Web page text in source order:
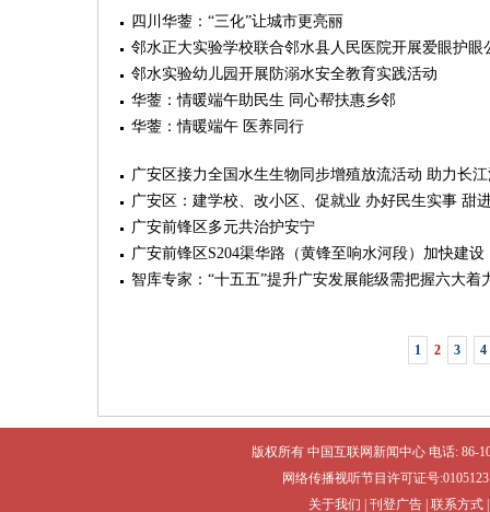
四川华蓥：“三化”让城市更亮丽
邻水正大实验学校联合邻水县人民医院开展爱眼护眼
邻水实验幼儿园开展防溺水安全教育实践活动
华蓥：情暖端午助民生 同心帮扶惠乡邻
华蓥：情暖端午 医养同行
广安区接力全国水生生物同步增殖放流活动 助力长
广安区：建学校、改小区、促就业 办好民生实事 甜
广安前锋区多元共治护安宁
广安前锋区S204渠华路（黄锋至响水河段）加快建设
智库专家：“十五五”提升广安发展能级需把握六大着
1 2 3 4